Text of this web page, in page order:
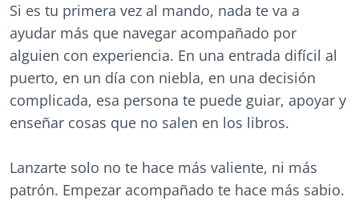
Si es tu primera vez al mando, nada te va a
ayudar más que navegar acompañado por
alguien con experiencia. En una entrada difícil al
puerto, en un día con niebla, en una decisión
complicada, esa persona te puede guiar, apoyar y
enseñar cosas que no salen en los libros.
Lanzarte solo no te hace más valiente, ni más
patrón. Empezar acompañado te hace más sabio.